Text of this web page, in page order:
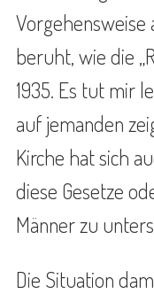
beruht, wie die
1935. Es tut mir
auf jemanden
Kirche hat sich
diese Gesetze
Männer zu
Die Situation